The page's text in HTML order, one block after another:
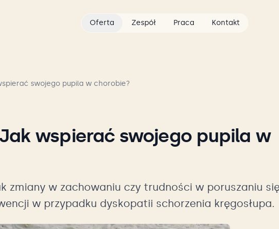
Oferta Zespół Praca Kontakt
swojego pupila w chorobie?
wspierać swojego pupila w
zmiany w zachowaniu czy trudności w poruszaniu
w przypadku dyskopatii schorzenia kręgosłupa.